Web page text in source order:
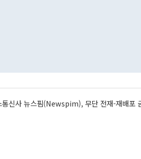
신사 뉴스핌(Newspim), 무단 전재-재배포